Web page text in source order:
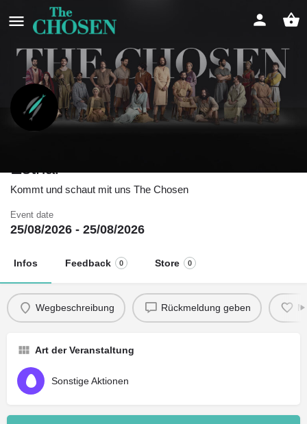
Esthal
Kommt und schaut mit uns The Chosen
Event date
25/08/2026 - 25/08/2026
Infos Feedback 0 Store 0
Wegbeschreibung Rückmeldung geben
Art der Veranstaltung
Sonstige Aktionen